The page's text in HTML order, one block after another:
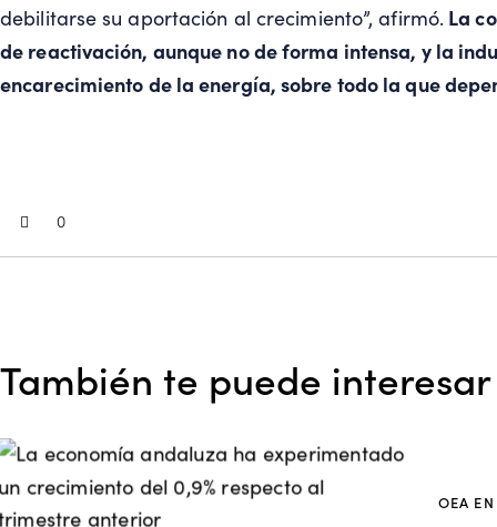
debilitarse su aportación al crecimiento”, afirmó. La
de reactivación, aunque no de forma intensa, y la
encarecimiento de la energía, sobre todo la que
0
También te puede interesar
OEA